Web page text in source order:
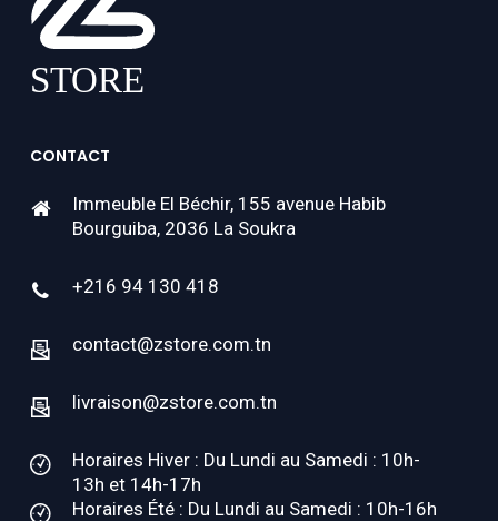
CONTACT
Immeuble El Béchir, 155 avenue Habib
Bourguiba, 2036 La Soukra
+216 94 130 418
contact@zstore.com.tn
livraison@zstore.com.tn
Horaires Hiver : Du Lundi au Samedi : 10h-
13h et 14h-17h
Horaires Été : Du Lundi au Samedi : 10h-16h